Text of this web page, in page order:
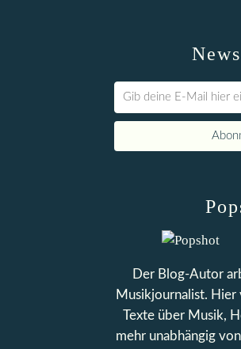
Der Blog-Autor
Musikjournalist.
Texte über Musik,
mehr unabhängig